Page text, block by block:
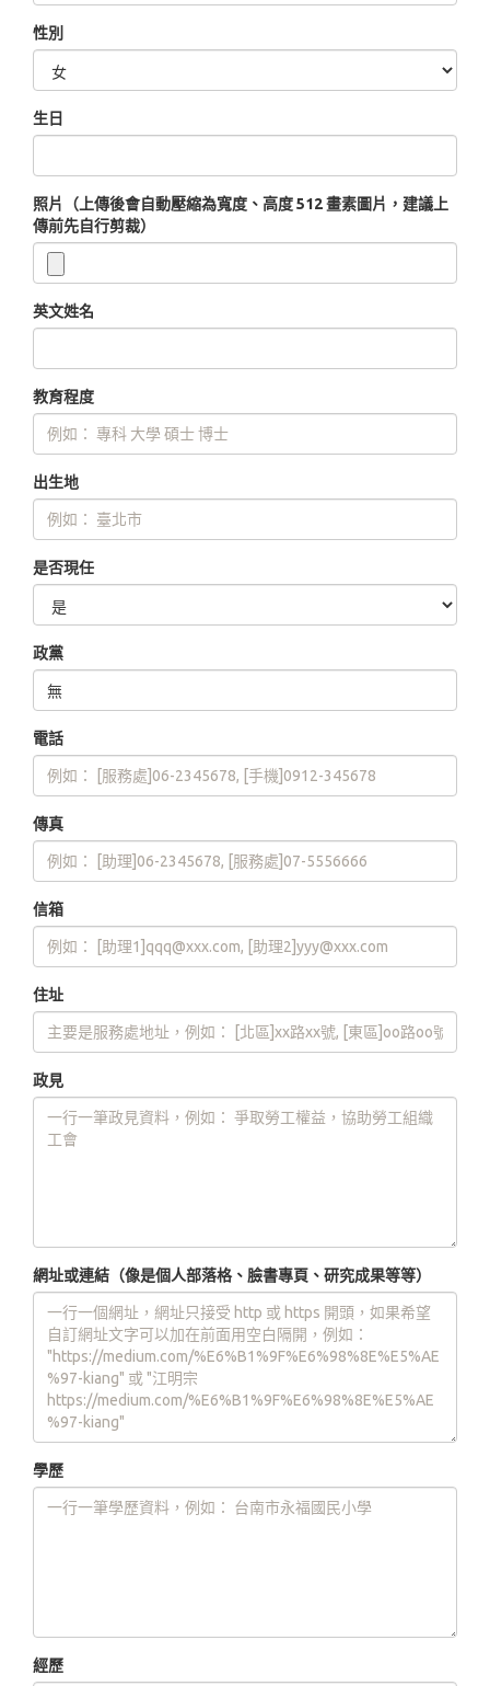
性別
生日
照片（上傳後會自動壓縮為寬度、高度 512 畫素圖片，建議上
傳前先自行剪裁）
英文姓名
教育程度
出生地
是否現任
政黨
電話
傳真
信箱
住址
政見
網址或連結（像是個人部落格、臉書專頁、研究成果等等）
學歷
經歷